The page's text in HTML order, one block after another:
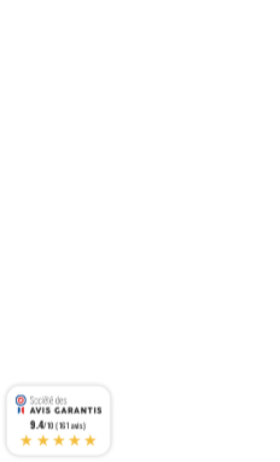
9.4/10 (161 avis)
★★★★★